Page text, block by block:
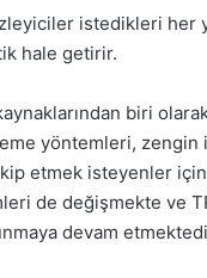
istedikleri her
hale getirir.
biri
yöntemleri,
etmek isteyenler
de değişmekte ve
devam